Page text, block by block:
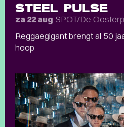
STEEL PULSE
za 22 aug SPOT/De
Reggaegigant brengt al 50
hoop